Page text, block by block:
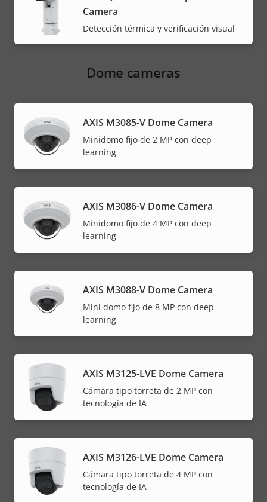
Camera
Detección térmica y verificación visual
Dome cameras
AXIS M3085-V Dome Camera
Minidomo fijo de 2 MP con deep
learning
AXIS M3086-V Dome Camera
Minidomo fijo de 4 MP con deep
learning
AXIS M3088-V Dome Camera
Mini domo fijo de 8 MP con deep
learning
AXIS M3125-LVE Dome Camera
Cámara tipo torreta de 2 MP con
tecnología de IA
AXIS M3126-LVE Dome Camera
Cámara tipo torreta de 4 MP con
tecnología de IA